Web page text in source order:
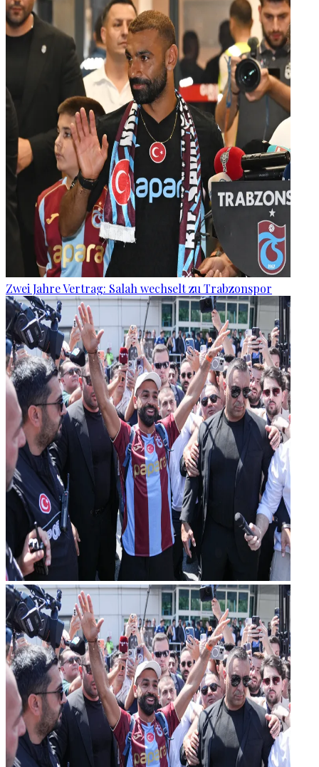
Zwei Jahre Vertrag: Salah wechselt zu Trabzonspor